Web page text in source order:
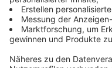
Trotzdem fordert der
das Thema, um mehr